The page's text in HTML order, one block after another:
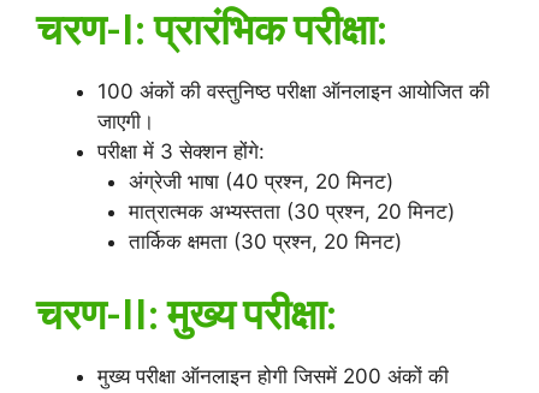
चरण-I: प्रारंभिक परीक्षा:
100 अंकों की वस्तुनिष्ठ परीक्षा ऑनलाइन आयोजित की
जाएगी।
परीक्षा में 3 सेक्शन होंगे:
अंग्रेजी भाषा (40 प्रश्न, 20 मिनट)
मात्रात्मक अभ्यस्तता (30 प्रश्न, 20 मिनट)
तार्किक क्षमता (30 प्रश्न, 20 मिनट)
चरण-II: मुख्य परीक्षा:
मुख्य परीक्षा ऑनलाइन होगी जिसमें 200 अंकों की